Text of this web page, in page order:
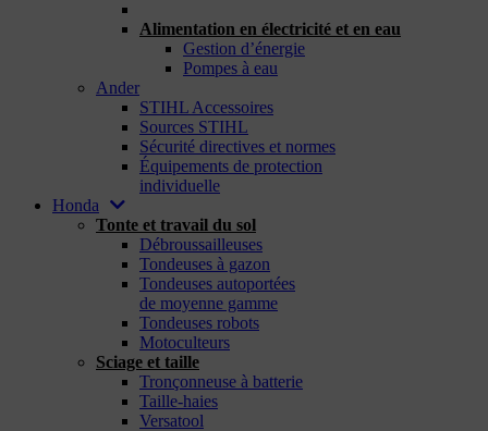
Alimentation en électricité et en eau
Gestion d’énergie
Pompes à eau
Ander
STIHL Accessoires
Sources STIHL
Sécurité directives et normes
Équipements de protection
individuelle
Honda
Tonte et travail du sol
Débroussailleuses
Tondeuses à gazon
Tondeuses autoportées
de moyenne gamme
Tondeuses robots
Motoculteurs
Sciage et taille
Tronçonneuse à batterie
Taille-haies
Versatool